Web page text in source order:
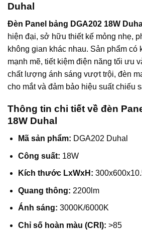
Duhal
Đèn Panel bảng DGA202 18W
hiện đại, sở hữu thiết kế mỏng nhẹ,
không gian khác nhau. Sản phẩm có
mạnh mẽ, tiết kiệm điện năng tối ưu
chất lượng ánh sáng vượt trội, đèn
cho mắt và đảm bảo hiệu suất chiếu
Thông tin chi tiết về đèn
18W Duhal
Mã sản phẩm: DGA202 Duhal
Công suất: 18W
Kích thước LxWxH:
Quang thông: 2200lm
Ánh sáng: 3000K/6000K
Chỉ số hoàn màu (CRI): >85